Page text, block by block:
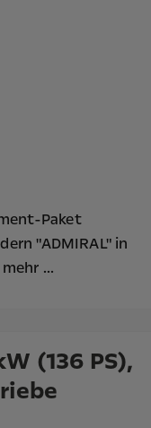
Paket
"ADMIRAL" in
...
(136 PS),